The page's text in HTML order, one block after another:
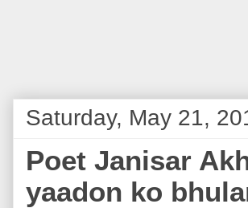
Saturday, May 21,
Poet Janisar
yaadon ko